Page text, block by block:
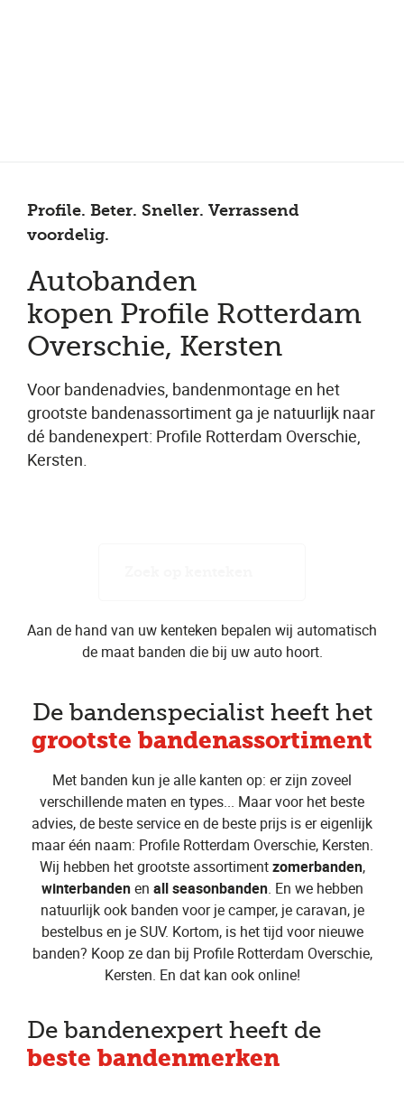
Profile. Beter. Sneller. Verrassend
voordelig.
Autobanden
kopen Profile Rotterdam
Overschie, Kersten
Voor bandenadvies, bandenmontage en het
grootste bandenassortiment ga je natuurlijk naar
dé bandenexpert: Profile Rotterdam Overschie,
Kersten.
Aan de hand van uw kenteken bepalen wij automatisch
de maat banden die bij uw auto hoort.
De bandenspecialist heeft het
grootste bandenassortiment
Met banden kun je alle kanten op: er zijn zoveel
verschillende maten en types... Maar voor het beste
advies, de beste service en de beste prijs is er eigenlijk
maar één naam: Profile Rotterdam Overschie, Kersten.
Wij hebben het grootste assortimentzomerbanden,
winterbandenen all seasonbanden. En we hebben
natuurlijk ook banden voor je camper, je caravan, je
bestelbus en je SUV. Kortom, is het tijd voor nieuwe
banden? Koop ze dan bij Profile Rotterdam Overschie,
Kersten. En dat kan ook online!
De bandenexpert heeft de
beste bandenmerken